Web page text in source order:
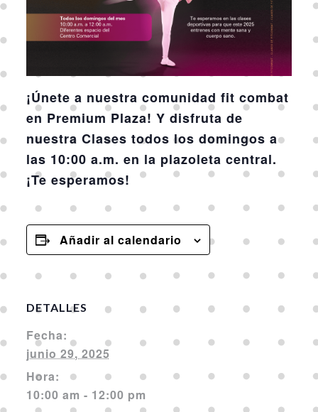
¡Únete a nuestra comunidad fit combat
en Premium Plaza! Y disfruta de
nuestra Clases todos los domingos a
las 10:00 a.m. en la plazoleta central.
¡Te esperamos!
Añadir al calendario
DETALLES
Fecha:
junio 29, 2025
Hora:
10:00 am - 12:00 pm